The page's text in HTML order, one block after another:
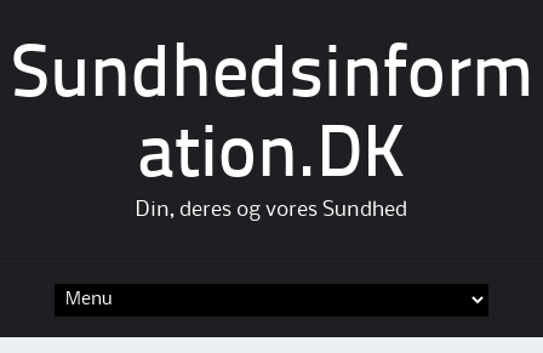
Sundhedsinform
ation.DK
Din, deres og vores Sundhed